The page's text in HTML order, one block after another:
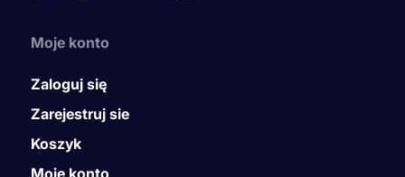
Moje konto
Zaloguj się
Zarejestruj sie
Koszyk
Moje konto